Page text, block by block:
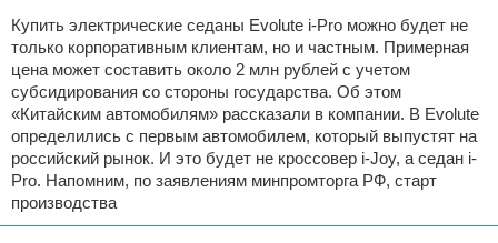
Купить электрические седаны Evolute i-Pro можно будет не
только корпоративным клиентам, но и частным. Примерная
цена может составить около 2 млн рублей с учетом
субсидирования со стороны государства. Об этом
«Китайским автомобилям» рассказали в компании. В Evolute
определились с первым автомобилем, который выпустят на
российский рынок. И это будет не кроссовер i-Joy, а седан i-
Pro. Напомним, по заявлениям минпромторга РФ, старт
производства